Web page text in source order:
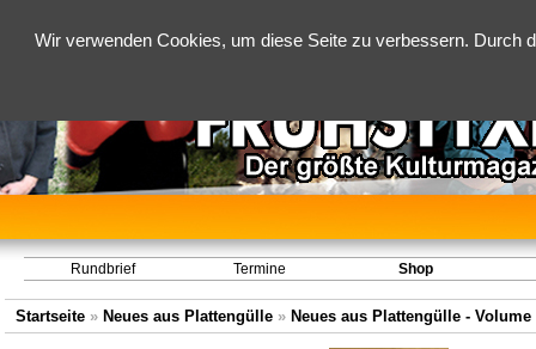
Wir verwenden Cookies, um diese Seite zu verbessern.
Rundbrief Termine Shop
Startseite » Neues aus Plattengülle » Neues aus Plattengülle - Volume